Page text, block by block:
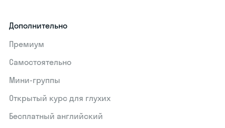
Дополнительно
Премиум
Самостоятельно
Мини-группы
Открытый курс для глухих
Бесплатный английский